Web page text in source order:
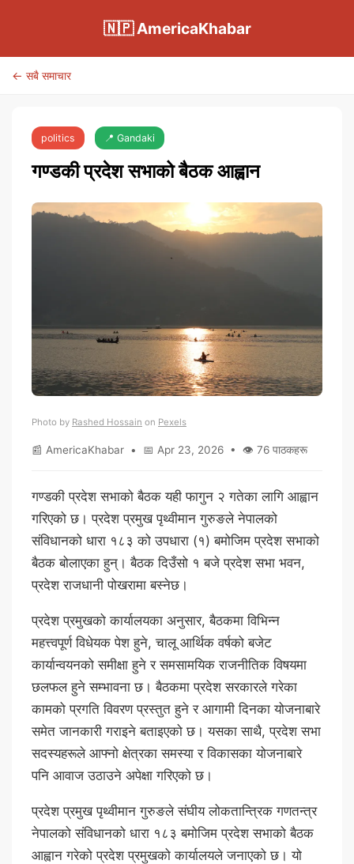
🇳🇵 AmericaKhabar
← सबै समाचार
politics 📍 Gandaki
गण्डकी प्रदेश सभाको बैठक आह्वान
Photo by Rashed Hossain on Pexels
📰 AmericaKhabar • 📅 Apr 23, 2026 • 👁 76 पाठकहरू
गण्डकी प्रदेश सभाको बैठक यही फागुन २ गतेका लागि आह्वान
गरिएको छ। प्रदेश प्रमुख पृथ्वीमान गुरुङले नेपालको
संविधानको धारा १८३ को उपधारा (१) बमोजिम प्रदेश सभाको
बैठक बोलाएका हुन्। बैठक दिउँसो १ बजे प्रदेश सभा भवन,
प्रदेश राजधानी पोखरामा बस्नेछ।
प्रदेश प्रमुखको कार्यालयका अनुसार, बैठकमा विभिन्न
महत्त्वपूर्ण विधेयक पेश हुने, चालू आर्थिक वर्षको बजेट
कार्यान्वयनको समीक्षा हुने र समसामयिक राजनीतिक विषयमा
छलफल हुने सम्भावना छ। बैठकमा प्रदेश सरकारले गरेका
कामको प्रगति विवरण प्रस्तुत हुने र आगामी दिनका योजनाबारे
समेत जानकारी गराइने बताइएको छ। यसका साथै, प्रदेश सभा
सदस्यहरूले आफ्नो क्षेत्रका समस्या र विकासका योजनाबारे
पनि आवाज उठाउने अपेक्षा गरिएको छ।
प्रदेश प्रमुख पृथ्वीमान गुरुङले संघीय लोकतान्त्रिक गणतन्त्र
नेपालको संविधानको धारा १८३ बमोजिम प्रदेश सभाको बैठक
आह्वान गरेको प्रदेश प्रमुखको कार्यालयले जनाएको छ। यो